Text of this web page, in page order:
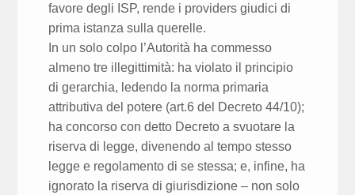
favore degli ISP, rende i providers giudici di
prima istanza sulla querelle.
In un solo colpo l’Autorità ha commesso
almeno tre illegittimità: ha violato il principio
di gerarchia, ledendo la norma primaria
attributiva del potere (art.6 del Decreto 44/10);
ha concorso con detto Decreto a svuotare la
riserva di legge, divenendo al tempo stesso
legge e regolamento di se stessa; e, infine, ha
ignorato la riserva di giurisdizione – non solo